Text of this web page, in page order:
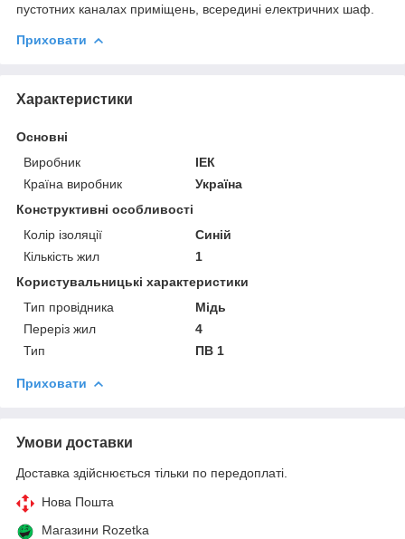
пустотних каналах приміщень, всередині електричних шаф.
Приховати
Характеристики
Основні
Виробник
ІЕК
Країна виробник
Україна
Конструктивні особливості
Колір ізоляції
Синій
Кількість жил
1
Користувальницькі характеристики
Тип провідника
Мідь
Переріз жил
4
Тип
ПВ 1
Приховати
Умови доставки
Доставка здійснюється тільки по передоплаті.
Нова Пошта
Магазини Rozetka